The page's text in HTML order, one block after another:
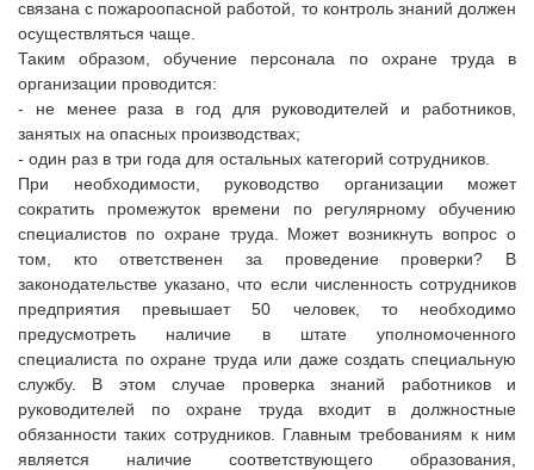
связана с пожароопасной работой, то контроль знаний должен
осуществляться чаще.
Таким образом, обучение персонала по охране труда в
организации проводится:
- не менее раза в год для руководителей и работников,
занятых на опасных производствах;
- один раз в три года для остальных категорий сотрудников.
При необходимости, руководство организации может
сократить промежуток времени по регулярному обучению
специалистов по охране труда. Может возникнуть вопрос о
том, кто ответственен за проведение проверки? В
законодательстве указано, что если численность сотрудников
предприятия превышает 50 человек, то необходимо
предусмотреть наличие в штате уполномоченного
специалиста по охране труда или даже создать специальную
службу. В этом случае проверка знаний работников и
руководителей по охране труда входит в должностные
обязанности таких сотрудников. Главным требованиям к ним
является наличие соответствующего образования,